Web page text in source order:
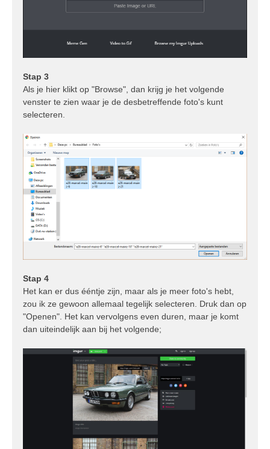
Stap 3
Als je hier klikt op "Browse", dan krijg je het volgende
venster te zien waar je de desbetreffende foto's kunt
selecteren.
Stap 4
Het kan er dus ééntje zijn, maar als je meer foto's hebt,
zou ik ze gewoon allemaal tegelijk selecteren. Druk dan op
"Openen". Het kan vervolgens even duren, maar je komt
dan uiteindelijk aan bij het volgende;